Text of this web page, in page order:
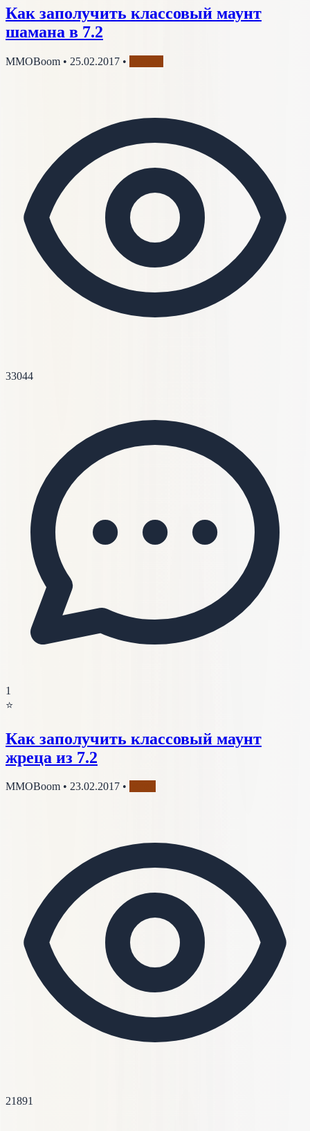
Как заполучить классовый маунт
шамана в 7.2
MMOBoom • 25.02.2017 •
33044
1
⭐
Как заполучить классовый маунт
жреца из 7.2
MMOBoom • 23.02.2017 •
21891